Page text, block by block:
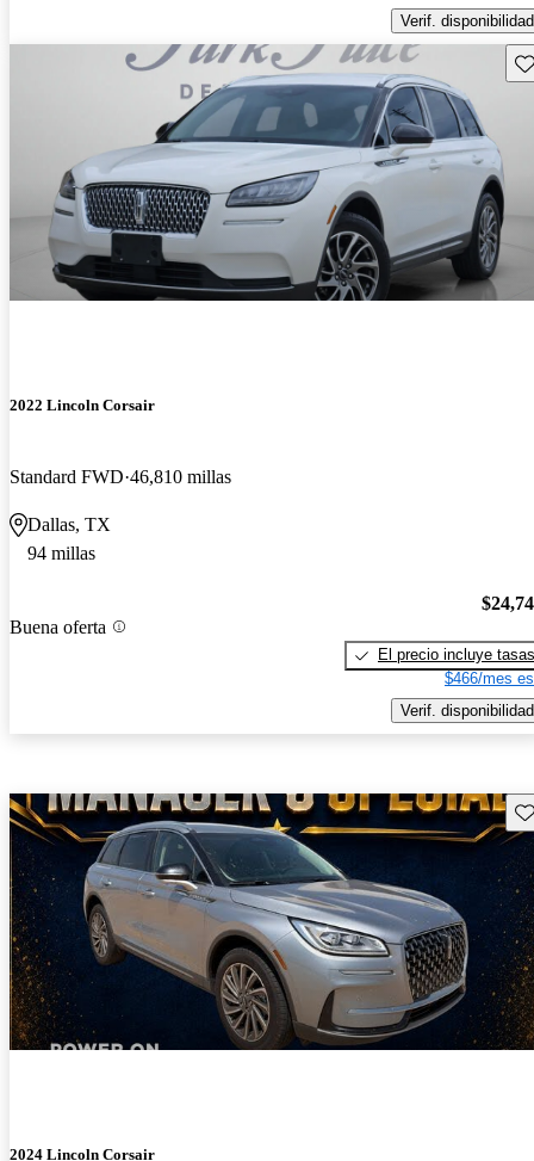
Verif. disponibilidad
2022 Lincoln Corsair
Standard FWD 46,810 millas
Dallas, TX
94 millas
Buena oferta
El precio incluye tasas
$466/mes
Verif. disponibilidad
2024 Lincoln Corsair